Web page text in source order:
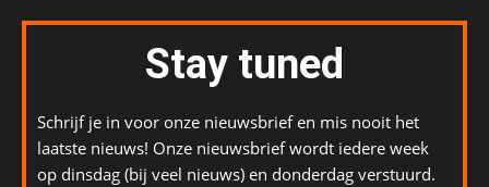
Stay tuned
Schrijf je in voor onze nieuwsbrief en mis nooit het
laatste nieuws! Onze nieuwsbrief wordt iedere week
op dinsdag (bij veel nieuws) en donderdag verstuurd.